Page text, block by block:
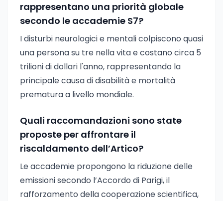
rappresentano una priorità globale
secondo le accademie S7?
I disturbi neurologici e mentali colpiscono quasi
una persona su tre nella vita e costano circa 5
trilioni di dollari l'anno, rappresentando la
principale causa di disabilità e mortalità
prematura a livello mondiale.
Quali raccomandazioni sono state
proposte per affrontare il
riscaldamento dell’Artico?
Le accademie propongono la riduzione delle
emissioni secondo l’Accordo di Parigi, il
rafforzamento della cooperazione scientifica,